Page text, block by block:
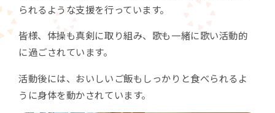
られるような支援を行っています。
皆様、体操も真剣に取り組み、歌も一緒に歌い活動的
に過ごされています。
活動後には、おいしいご飯もしっかりと食べられるよ
うに身体を動かされています。